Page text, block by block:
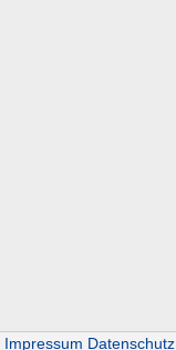
Impressum Datenschutz